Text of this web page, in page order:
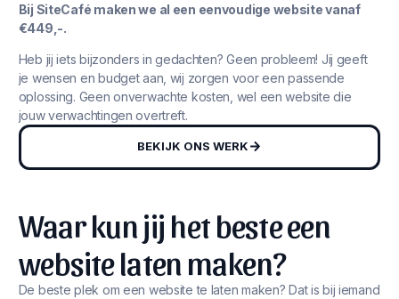
Bij SiteCafé maken we al een eenvoudige website vanaf
€449,-.
Heb jij iets bijzonders in gedachten? Geen probleem! Jij geeft
je wensen en budget aan, wij zorgen voor een passende
oplossing. Geen onverwachte kosten, wel een website die
jouw verwachtingen overtreft.
BEKIJK ONS WERK
Waar kun jij het beste een
website laten maken?
De beste plek om een website te laten maken? Dat is bij iemand